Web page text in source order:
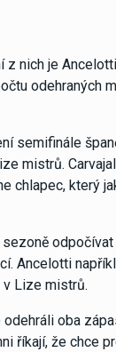
z nich je
odehraných
semifinále
mistrů.
chlapec, který
Ancelotti
Lize mistrů.
oba
říkají, že chce